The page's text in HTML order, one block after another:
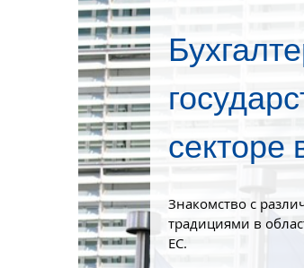
секторе
Знакомство с
традициями в
ЕС.